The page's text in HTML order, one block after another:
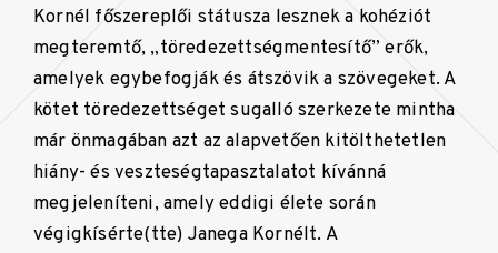
Kornél főszereplői státusza lesznek a kohéziót
megteremtő, „töredezettségmentesítő” erők,
amelyek egybefogják és átszövik a szövegeket. A
kötet töredezettséget sugalló szerkezete mintha
már önmagában azt az alapvetően kitölthetetlen
hiány- és veszteségtapasztalatot kívánná
megjeleníteni, amely eddigi élete során
végigkísérte(tte) Janega Kornélt. A